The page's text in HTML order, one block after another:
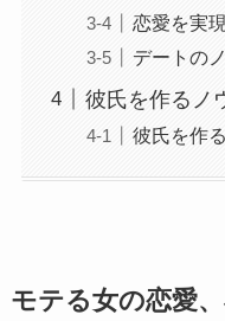
恋愛を実
デートの
彼氏を作るノ
彼氏を作
モテる女の恋愛